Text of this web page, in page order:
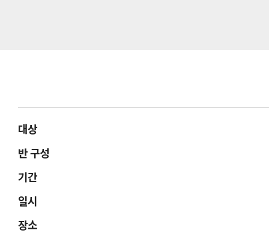
대상
반 구성
기간
일시
장소